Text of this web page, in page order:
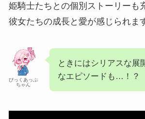
姫騎士たちとの個別ストーリーも
彼女たちの成長と愛が感じられま
ぴっくあっぷ
ちゃん
ときにはシリアスな展
なエピソードも…！？